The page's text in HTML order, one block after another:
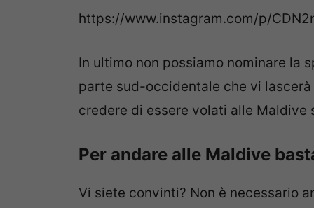
https://www.instagram.com/p/
In ultimo non possiamo nominare la
parte sud-occidentale che vi
credere di essere volati alle Maldive
Per andare alle Maldive
Vi siete convinti? Non è necessario